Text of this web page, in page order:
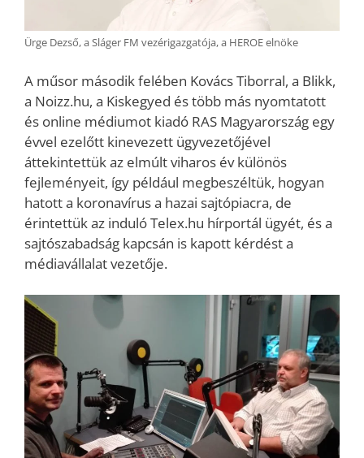
Ürge Dezső, a Sláger FM vezérigazgatója, a HEROE elnöke
A műsor második felében Kovács Tiborral, a Blikk,
a Noizz.hu, a Kiskegyed és több más nyomtatott
és online médiumot kiadó RAS Magyarország egy
évvel ezelőtt kinevezett ügyvezetőjével
áttekintettük az elmúlt viharos év különös
fejleményeit, így például megbeszéltük, hogyan
hatott a koronavírus a hazai sajtópiacra, de
érintettük az induló Telex.hu hírportál ügyét, és a
sajtószabadság kapcsán is kapott kérdést a
médiavállalat vezetője.